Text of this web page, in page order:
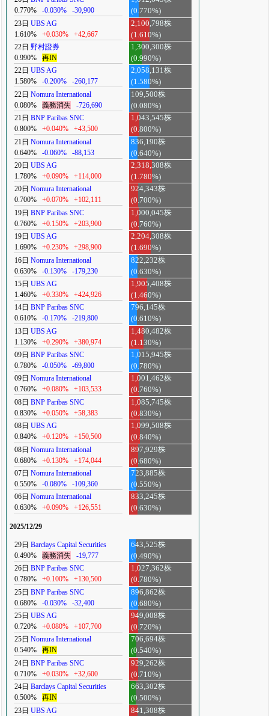
0.770%
-0.030% -30,900
(0.770%)
23日 UBS AG
1.610%
+0.030% +42,667
2,100,798株
(1.610%)
22日 野村證券
0.990%
再IN
1,300,300株
(0.990%)
22日 UBS AG
1.580%
-0.200% -260,177
2,058,131株
(1.580%)
22日 Nomura International
0.080%
義務消失 -726,690
109,500株
(0.080%)
21日 BNP Paribas SNC
0.800%
+0.040% +43,500
1,043,545株
(0.800%)
21日 Nomura International
0.640%
-0.060% -88,153
836,190株
(0.640%)
20日 UBS AG
1.780%
+0.090% +114,000
2,318,308株
(1.780%)
20日 Nomura International
0.700%
+0.070% +102,111
924,343株
(0.700%)
19日 BNP Paribas SNC
0.760%
+0.150% +203,900
1,000,045株
(0.760%)
19日 UBS AG
1.690%
+0.230% +298,900
2,204,308株
(1.690%)
16日 Nomura International
0.630%
-0.130% -179,230
822,232株
(0.630%)
15日 UBS AG
1.460%
+0.330% +424,926
1,905,408株
(1.460%)
14日 BNP Paribas SNC
0.610%
-0.170% -219,800
796,145株
(0.610%)
13日 UBS AG
1.130%
+0.290% +380,974
1,480,482株
(1.130%)
09日 BNP Paribas SNC
0.780%
-0.050% -69,800
1,015,945株
(0.780%)
09日 Nomura International
0.760%
+0.080% +103,533
1,001,462株
(0.760%)
08日 BNP Paribas SNC
0.830%
+0.050% +58,383
1,085,745株
(0.830%)
08日 UBS AG
0.840%
+0.120% +150,500
1,099,508株
(0.840%)
08日 Nomura International
0.680%
+0.130% +174,044
897,929株
(0.680%)
07日 Nomura International
0.550%
-0.080% -109,360
723,885株
(0.550%)
06日 Nomura International
0.630%
+0.090% +126,551
833,245株
(0.630%)
2025/12/29
29日 Barclays Capital Securities
0.490%
義務消失 -19,777
643,525株
(0.490%)
26日 BNP Paribas SNC
0.780%
+0.100% +130,500
1,027,362株
(0.780%)
25日 BNP Paribas SNC
0.680%
-0.030% -32,400
896,862株
(0.680%)
25日 UBS AG
0.720%
+0.080% +107,700
949,008株
(0.720%)
25日 Nomura International
0.540%
再IN
706,694株
(0.540%)
24日 BNP Paribas SNC
0.710%
+0.030% +32,600
929,262株
(0.710%)
24日 Barclays Capital Securities
0.500%
再IN
663,302株
(0.500%)
23日 UBS AG
841,308株